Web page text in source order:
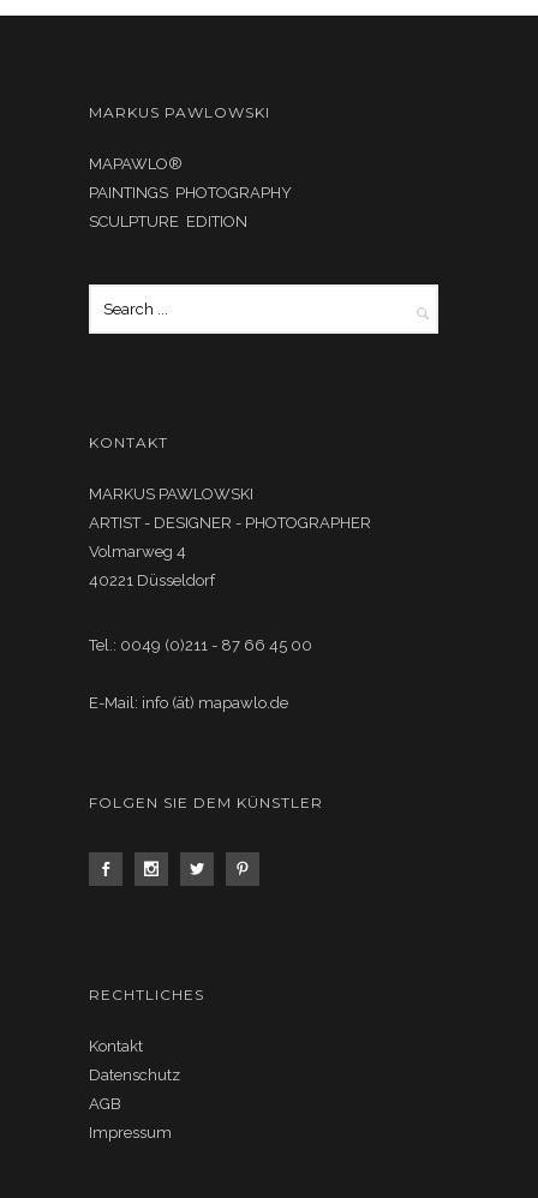
MARKUS PAWLOWSKI
MAPAWLO®
PAINTINGS PHOTOGRAPHY
SCULPTURE EDITION
KONTAKT
MARKUS PAWLOWSKI
ARTIST - DESIGNER - PHOTOGRAPHER
Volmarweg 4
40221 Düsseldorf
Tel.: 0049 (0)211 - 87 66 45 00
E-Mail: info (ät) mapawlo.de
FOLGEN SIE DEM KÜNSTLER
RECHTLICHES
Kontakt
Datenschutz
AGB
Impressum